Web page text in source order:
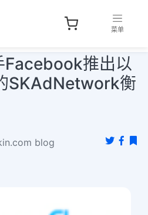
菜单
推出以
SKAdNetwork衡
blog